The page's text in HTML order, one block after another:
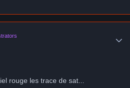
rouge les trace de sat...